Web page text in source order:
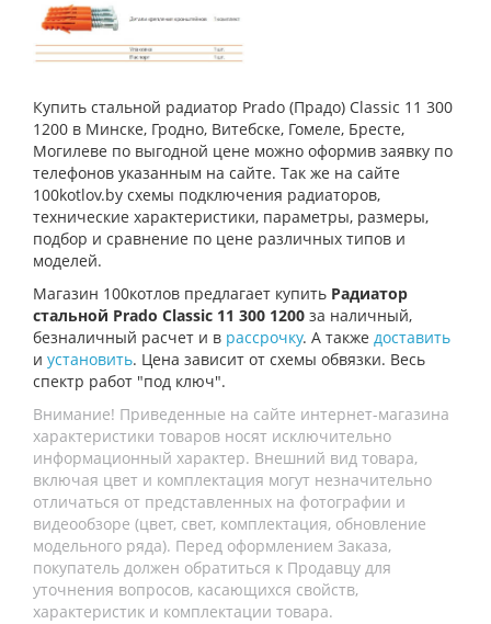
Купить стальной радиатор Prado (Прадо) Classic 11 300
1200 в Минске, Гродно, Витебске, Гомеле, Бресте,
Могилеве по выгодной цене можно оформив заявку по
телефонов указанным на сайте. Так же на сайте
100kotlov.by схемы подключения радиаторов,
технические характеристики, параметры, размеры,
подбор и сравнение по цене различных типов и
моделей.
Магазин 100котлов предлагает купить Радиатор
стальной Prado Classic 11 300 1200 за наличный,
безналичный расчет и в рассрочку. А также доставить
и установить. Цена зависит от схемы обвязки. Весь
спектр работ "под ключ".
Внимание! Приведенные на сайте интернет-магазина
характеристики товаров носят исключительно
информационный характер. Внешний вид товара,
включая цвет и комплектация могут незначительно
отличаться от представленных на фотографии и
видеообзоре (цвет, свет, комплектация, обновление
модельного ряда). Перед оформлением Заказа,
покупатель должен обратиться к Продавцу для
уточнения вопросов, касающихся свойств,
характеристик и комплектации товара.